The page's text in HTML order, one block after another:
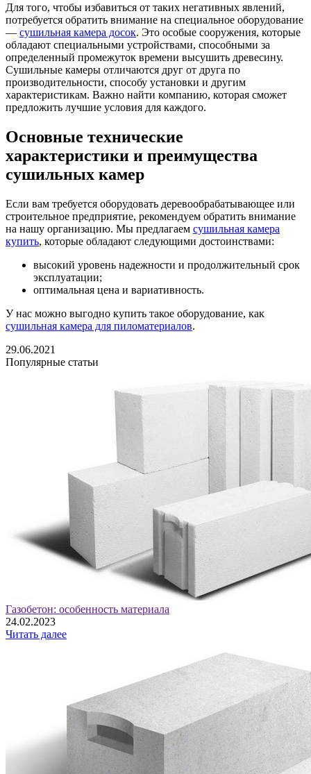
Для того, чтобы избавиться от таких негативных явлений,
потребуется обратить внимание на специальное оборудование
— сушильная камера досок. Это особые сооружения, которые
обладают специальными устройствами, способными за
определенный промежуток времени высушить древесину.
Сушильные камеры отличаются друг от друга по
производительности, способу установки и другим
характеристикам. Важно найти компанию, которая сможет
предложить лучшие условия для каждого.
Основные технические
характеристики и преимущества
сушильных камер
Если вам требуется оборудовать деревообрабатывающее или
строительное предприятие, рекомендуем обратить внимание
на нашу организацию. Мы предлагаем сушильная камера
купить, которые обладают следующими достоинствами:
высокий уровень надежности и продолжительный срок
эксплуатации;
оптимальная цена и вариативность.
У нас можно выгодно купить такое оборудование, как
сушильная камера для пиломатериалов.
29.06.2021
Популярные статьи
Газобетон: особенность материала
24.02.2023
Читать далее